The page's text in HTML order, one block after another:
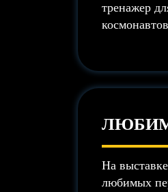
тренажер
На
любимых